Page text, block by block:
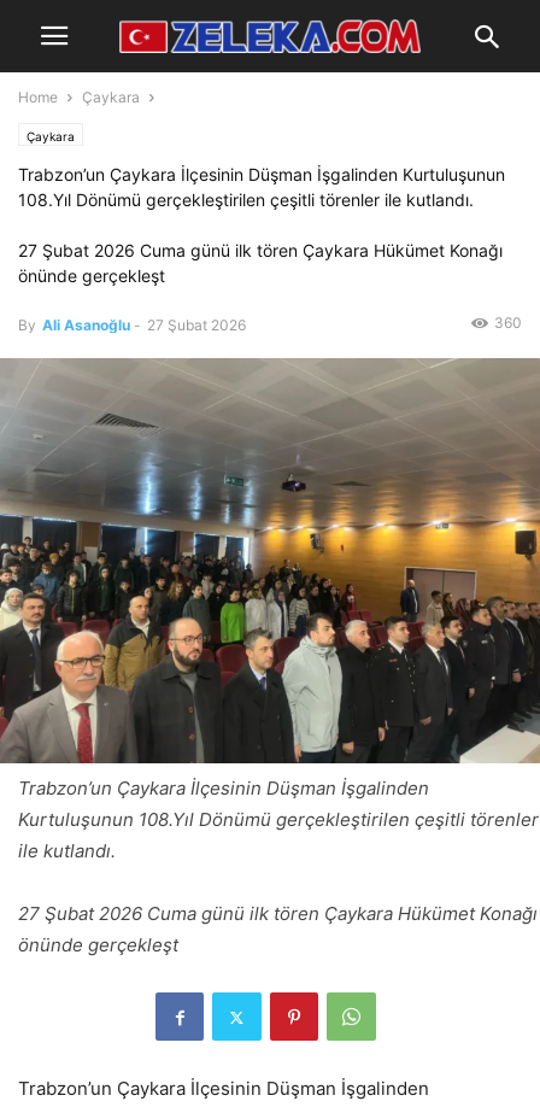
Home Çaykara
Çaykara
Trabzon’un Çaykara İlçesinin Düşman İşgalinden Kurtuluşunun
108.Yıl Dönümü gerçekleştirilen çeşitli törenler ile kutlandı.
27 Şubat 2026 Cuma günü ilk tören Çaykara Hükümet Konağı
önünde gerçekleşt
By Ali Asanoğlu - 27 Şubat 2026 360
Trabzon’un Çaykara İlçesinin Düşman İşgalinden
Kurtuluşunun 108.Yıl Dönümü gerçekleştirilen çeşitli törenler
ile kutlandı.
27 Şubat 2026 Cuma günü ilk tören Çaykara Hükümet Konağı
önünde gerçekleşt
Trabzon’un Çaykara İlçesinin Düşman İşgalinden